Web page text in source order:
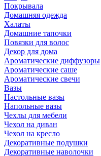
Покрывала
Домашняя одежда
Халаты
Домашние тапочки
Повязки для волос
Декор для дома
Ароматические диффузоры
Ароматические саше
Ароматические свечи
Вазы
Настольные вазы
Напольные вазы
Чехлы для мебели
Чехол на диван
Чехол на кресло
Декоративные подушки
Декоративные наволочки